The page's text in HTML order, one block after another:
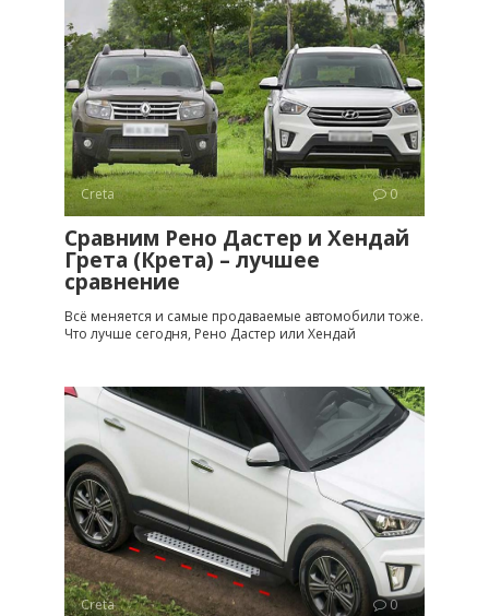
Creta 0
Сравним Рено Дастер и Хендай
Грета (Крета) – лучшее
сравнение
Всё меняется и самые продаваемые автомобили тоже.
Что лучше сегодня, Рено Дастер или Хендай
Creta 0